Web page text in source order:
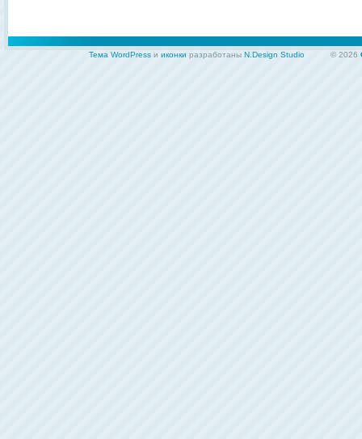
Тема WordPress и иконки разработаны N.Design Studio © 2026